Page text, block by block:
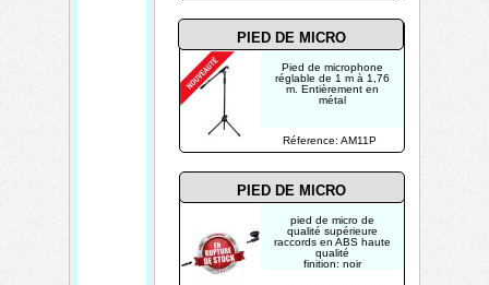
pied de micro de
qualité supérieure
raccords en ABS haute
qualité
finition: noir
PIED DE MICRO
PIED DE MICRO
Pied de microphone
réglable de 1 m à 1,76
m. Entièrement en
métal
Réference: AM11P